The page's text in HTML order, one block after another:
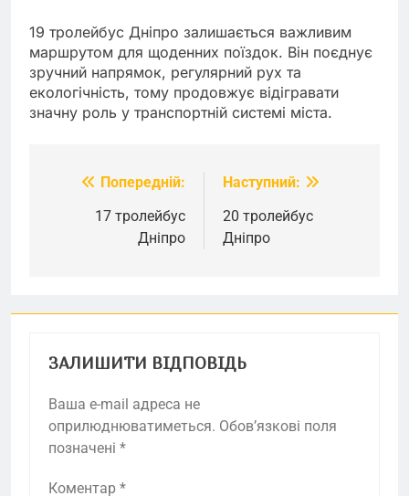
19 тролейбус Дніпро залишається важливим
маршрутом для щоденних поїздок. Він поєднує
зручний напрямок, регулярний рух та
екологічність, тому продовжує відігравати
значну роль у транспортній системі міста.
Навігація
записів
Попередній:
17 тролейбус
Дніпро
Наступний:
20 тролейбус
Дніпро
ЗАЛИШИТИ ВІДПОВІДЬ
Ваша e-mail адреса не
оприлюднюватиметься. Обов’язкові поля
позначені *
Коментар *